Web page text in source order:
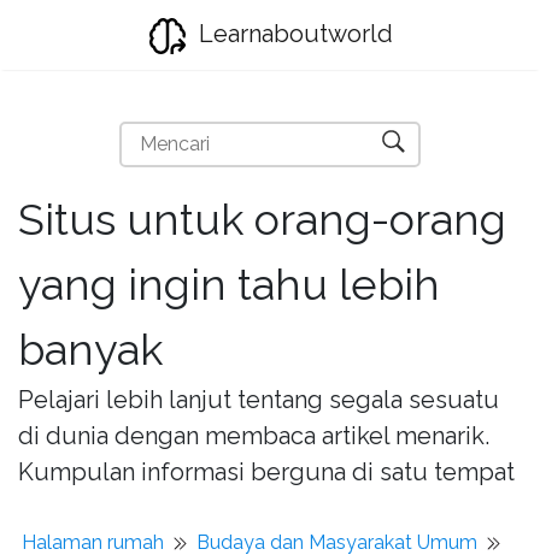
Learnaboutworld
Situs untuk orang-orang
yang ingin tahu lebih
banyak
Pelajari lebih lanjut tentang segala sesuatu
di dunia dengan membaca artikel menarik.
Kumpulan informasi berguna di satu tempat
Halaman rumah
Budaya dan Masyarakat Umum